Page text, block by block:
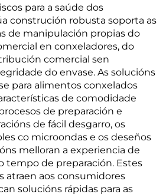
para a saúde dos
construción robusta soporta as
de manipulación propias do
en conxeladores, do
comercial sen
do envase. As solucións
para alimentos conxelados
de comodidade
de preparación e
de fácil desgarro, os
co microondas e os deseños
melloran a experiencia de
tempo de preparación. Estes
atraen aos consumidores
solucións rápidas para as